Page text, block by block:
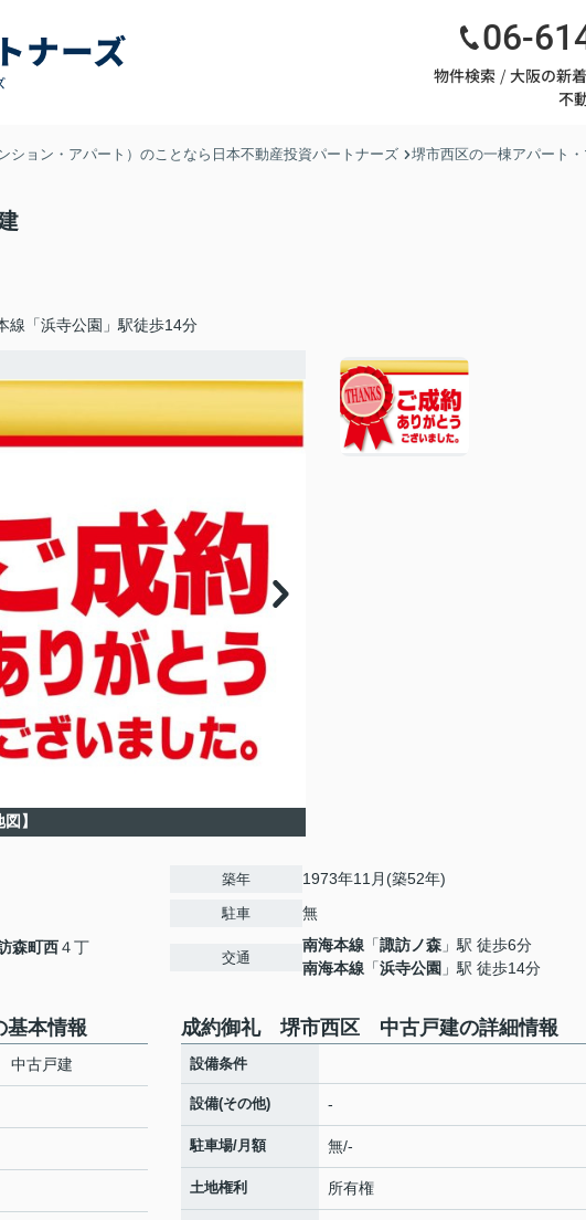
06-
物件検索
大阪の新
不
ション・アパート）のことなら日本不動産投資パートナーズ 堺市西区の一棟アパート
線「浜寺公園」駅徒歩14分
図】
森町西４丁
築年 1973年11月(築52年)
駐車 無
交通
南海本線 「諏訪ノ森 」駅 徒歩6分
南海本線 「浜寺公園 」駅 徒歩14分
本情報
古戸建
成約御礼 堺市西区 中古戸建の詳細情報
設備条件
設備(その他) -
駐車場/月額 無/-
土地権利 所有権